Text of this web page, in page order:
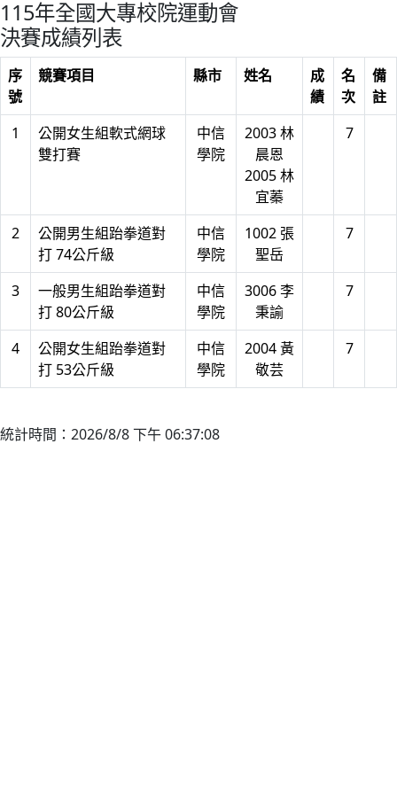
115年全國大專校院運動會
決賽成績列表
序
號
競賽項目 縣市 姓名
成
績
名
次
備
註
1
公開女生組軟式網球
雙打賽
中信
學院
2003 林
晨恩
2005 林
宜蓁
7
2
公開男生組跆拳道對
打 74公斤級
中信
學院
1002 張
聖岳
7
3
一般男生組跆拳道對
打 80公斤級
中信
學院
3006 李
秉諭
7
4
公開女生組跆拳道對
打 53公斤級
中信
學院
2004 黃
敬芸
7
統計時間：2026/8/8 下午 06:37:08